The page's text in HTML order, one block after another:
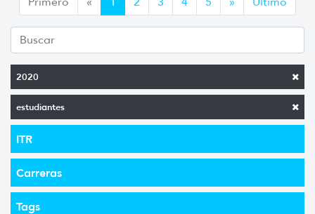
2020
estudiantes
ITR
Carreras
Tags